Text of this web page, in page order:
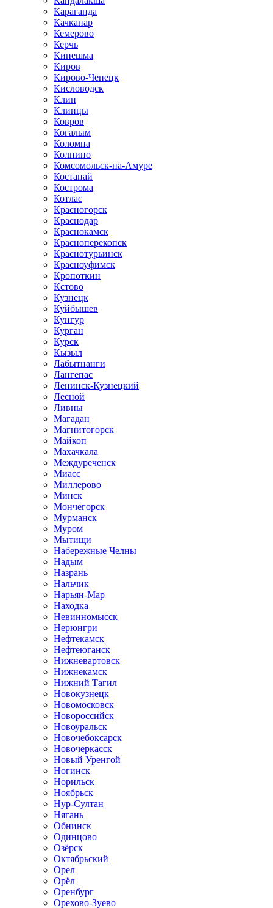
Караганда
Качканар
Кемерово
Керчь
Кинешма
Киров
Кирово-Чепецк
Кисловодск
Клин
Клинцы
Ковров
Когалым
Коломна
Колпино
Комсомольск-на-Амуре
Костанай
Кострома
Котлас
Красногорск
Краснодар
Краснокамск
Красноперекопск
Краснотурьинск
Красноуфимск
Кропоткин
Кстово
Кузнецк
Куйбышев
Кунгур
Курган
Курск
Кызыл
Лабытнанги
Лангепас
Ленинск-Кузнецкий
Лесной
Ливны
Магадан
Магнитогорск
Майкоп
Махачкала
Междуреченск
Миасс
Миллерово
Минск
Мончегорск
Мурманск
Муром
Мытищи
Набережные Челны
Надым
Назрань
Нальчик
Нарьян-Мар
Находка
Невинномысск
Нерюнгри
Нефтекамск
Нефтеюганск
Нижневартовск
Нижнекамск
Нижний Тагил
Новокузнецк
Новомосковск
Новороссийск
Новоуральск
Новочебоксарск
Новочеркасск
Новый Уренгой
Ногинск
Норильск
Ноябрьск
Нур-Султан
Нягань
Обнинск
Одинцово
Озёрск
Октябрьский
Орел
Орёл
Оренбург
Орехово-Зуево